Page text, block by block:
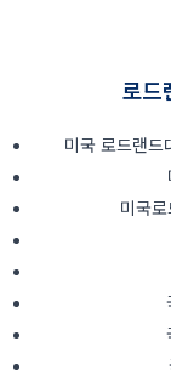
로드
미국 로드랜
미국